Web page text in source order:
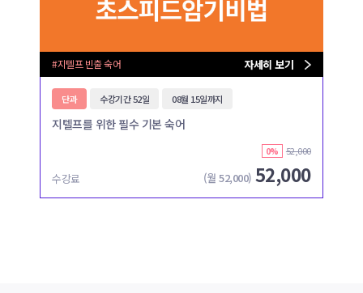
#지텔프 빈출 숙어 자세히 보기
단과 수강기간 52일 08월 15일까지
지텔프를 위한 필수 기본 숙어
0% 52,000
수강료 (월52,000) 52,000